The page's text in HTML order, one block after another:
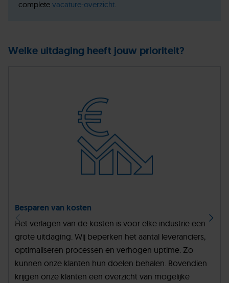
complete vacature-overzicht
Welke uitdaging heeft jouw prioriteit?
Besparen van kosten
Het verlagen van de kosten is voor elke industrie een
grote uitdaging. Wij beperken het aantal leveranciers,
optimaliseren processen en verhogen uptime. Zo
kunnen onze klanten hun doelen behalen. Bovendien
krijgen onze klanten een overzicht van mogelijke